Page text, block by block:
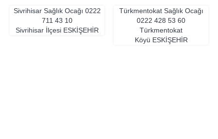
Sivrihisar Sağlık Ocağı 0222
711 43 10
Sivrihisar İlçesi ESKIŞEHIR
Türkmentokat Sağlık Ocağı
0222 428 53 60
Türkmentokat
Köyü ESKIŞEHIR